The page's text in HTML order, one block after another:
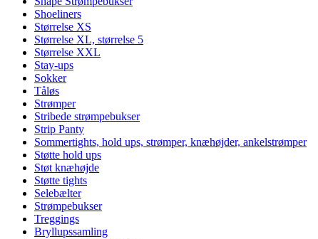
Shoeliners
Størrelse XS
Størrelse XL, størrelse 5
Størrelse XXL
Stay-ups
Sokker
Tåløs
Strømper
Stribede strømpebukser
Strip Panty
Sommertights, hold ups, strømper, knæhøjder, ankelstrømper
Støtte hold ups
Støt knæhøjde
Støtte tights
Selebælter
Strømpebukser
Treggings
Bryllupssamling